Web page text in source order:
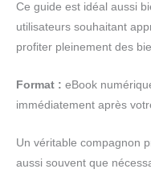
Ce guide est idéal aussi
utilisateurs souhaitant
profiter pleinement des
Format : eBook
immédiatement après
Un véritable compagnon
aussi souvent que